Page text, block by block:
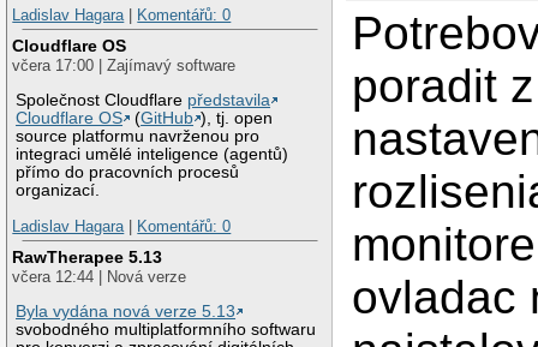
Ladislav Hagara
Komentářů: 0
Cloudflare OS
včera 17:00 | Zajímavý software
Společnost Cloudflare představila
Cloudflare OS
(GitHub ), tj. open
source platformu navrženou pro
integraci umělé inteligence (agentů)
přímo do pracovních procesů
organizací.
Ladislav Hagara
Komentářů: 0
RawTherapee 5.13
včera 12:44 | Nová verze
Byla vydána nová verze 5.13
svobodného multiplatformního softwaru
poradit z
ovladac